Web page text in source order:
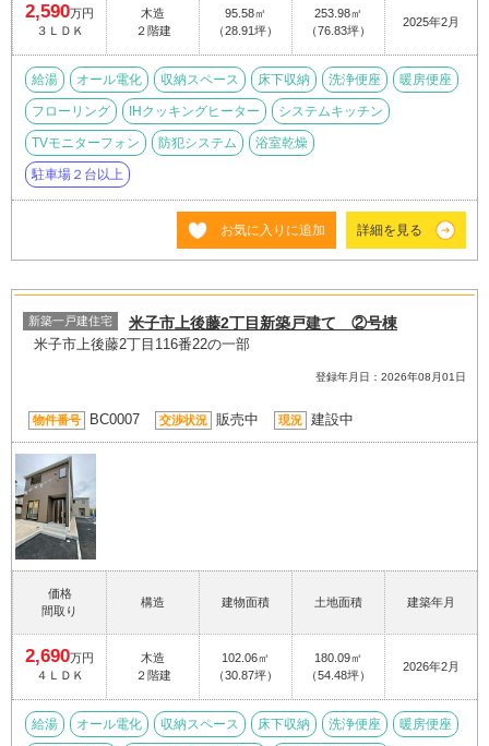
2,590万円
３ＬＤＫ
木造
２階建
95.58㎡
（28.91坪）
253.98㎡
（76.83坪）
2025年2月
給湯 オール電化 収納スペース 床下収納 洗浄便座 暖房便座
フローリング IHクッキングヒーター システムキッチン
TVモニターフォン 防犯システム 浴室乾燥
駐車場２台以上
お気に入りに追加 詳細を見る
新築一戸建住宅 米子市上後藤2丁目新築戸建て ②号棟
米子市上後藤2丁目116番22の一部
登録年月日：2026年08月01日
物件番号 BC0007 交渉状況 販売中 現況 建設中
価格
間取り
構造 建物面積 土地面積 建築年月
2,690万円
４ＬＤＫ
木造
２階建
102.06㎡
（30.87坪）
180.09㎡
（54.48坪）
2026年2月
給湯 オール電化 収納スペース 床下収納 洗浄便座 暖房便座